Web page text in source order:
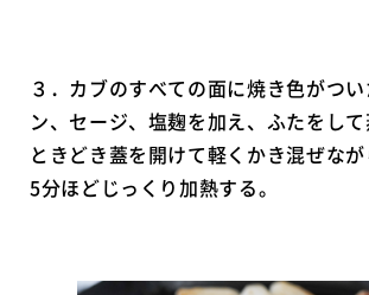
３．カブのすべての面に焼き色がつ
ン、セージ、塩麹を加え、ふたをして
ときどき蓋を開けて軽くかき混ぜな
5分ほどじっくり加熱する。